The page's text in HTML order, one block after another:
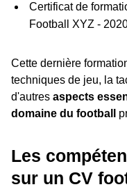
Certificat de
Football XYZ -
Cette dernière
techniques de jeu, la
d'autres aspects
domaine du football
Les
sur un CV